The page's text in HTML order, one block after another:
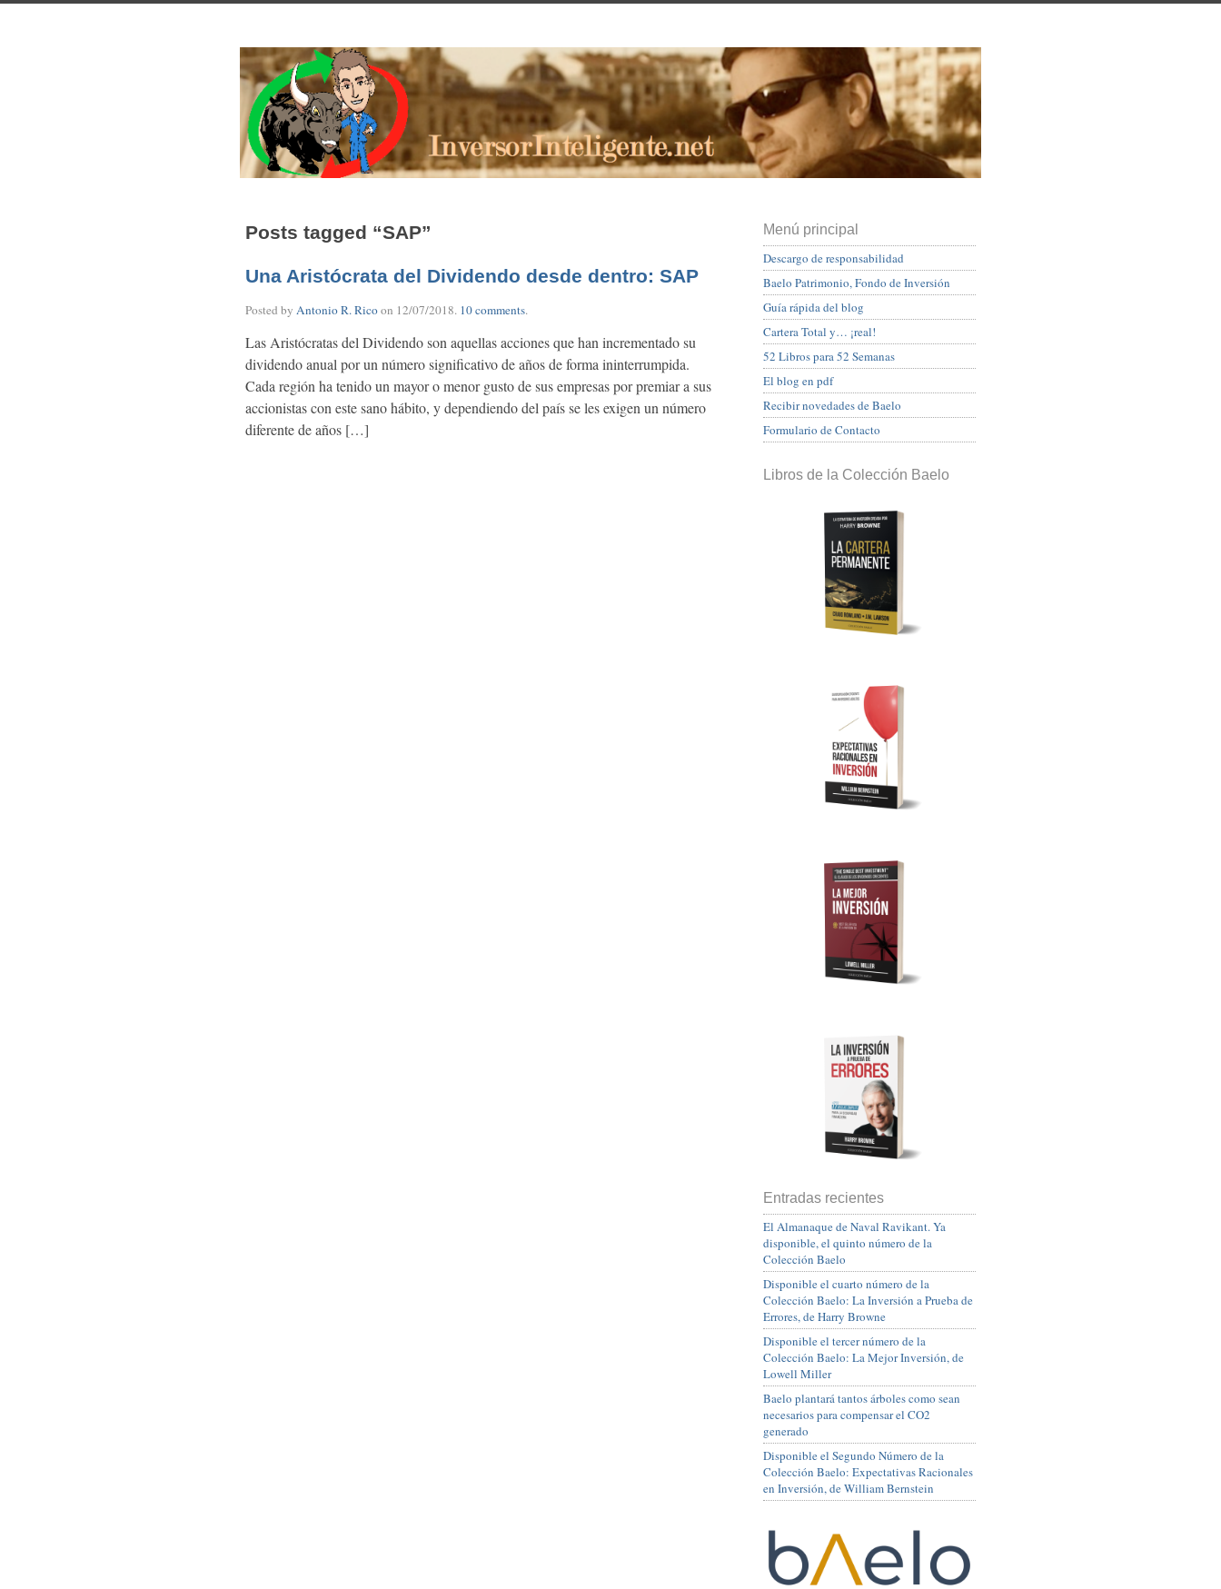
Posts tagged “SAP”
Una Aristócrata del Dividendo desde dentro: SAP
Posted by Antonio R. Ricoon 12/07/2018. 10 comments.
Las Aristócratas del Dividendo son aquellas acciones que han incrementado su
dividendo anual por un número significativo de años de forma ininterrumpida.
Cada región ha tenido un mayor o menor gusto de sus empresas por premiar a sus
accionistas con este sano hábito, y dependiendo del país se les exigen un número
diferente de años […]
Menú principal
Descargo de responsabilidad
Baelo Patrimonio, Fondo de Inversión
Guía rápida del blog
Cartera Total y… ¡real!
52 Libros para 52 Semanas
El blog en pdf
Recibir novedades de Baelo
Formulario de Contacto
Libros de la Colección Baelo
Entradas recientes
El Almanaque de Naval Ravikant. Ya
disponible, el quinto número de la
Colección Baelo
Disponible el cuarto número de la
Colección Baelo: La Inversión a Prueba de
Errores, de Harry Browne
Disponible el tercer número de la
Colección Baelo: La Mejor Inversión, de
Lowell Miller
Baelo plantará tantos árboles como sean
necesarios para compensar el CO2
generado
Disponible el Segundo Número de la
Colección Baelo: Expectativas Racionales
en Inversión, de William Bernstein